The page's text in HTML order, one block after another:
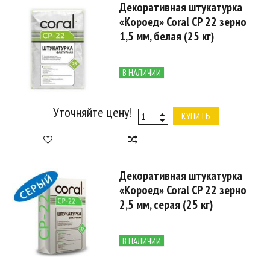
Декоративная штукатурка
«Короед» Coral CP 22 зерно
1,5 мм, белая (25 кг)
В НАЛИЧИИ
Уточняйте цену! КУПИТЬ
Декоративная штукатурка
«Короед» Coral CP 22 зерно
2,5 мм, серая (25 кг)
В НАЛИЧИИ